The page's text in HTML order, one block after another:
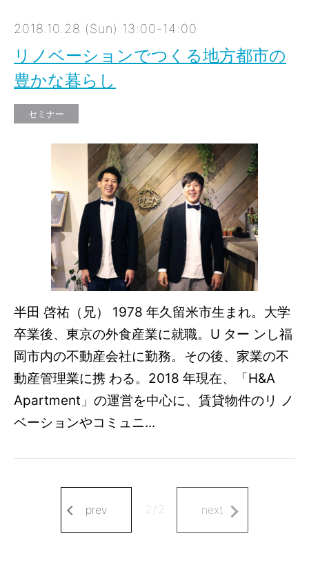
2018.10.28 (Sun) 13:00-14:00
リノベーションでつくる地方都市の
豊かな暮らし
セミナー
半田 啓祐（兄） 1978 年久留米市生まれ。大学
卒業後、東京の外食産業に就職。U ター ンし福
岡市内の不動産会社に勤務。その後、家業の不
動産管理業に携 わる。2018 年現在、「H&A
Apartment」の運営を中心に、賃貸物件のリ ノ
ベーションやコミュニ...
prev 2 / 2 next